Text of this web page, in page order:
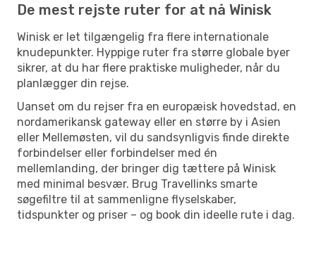
De mest rejste ruter for at nå Winisk
Winisk er let tilgængelig fra flere internationale
knudepunkter. Hyppige ruter fra større globale byer
sikrer, at du har flere praktiske muligheder, når du
planlægger din rejse.
Uanset om du rejser fra en europæisk hovedstad, en
nordamerikansk gateway eller en større by i Asien
eller Mellemøsten, vil du sandsynligvis finde direkte
forbindelser eller forbindelser med én
mellemlanding, der bringer dig tættere på Winisk
med minimal besvær. Brug Travellinks smarte
søgefiltre til at sammenligne flyselskaber,
tidspunkter og priser – og book din ideelle rute i dag.